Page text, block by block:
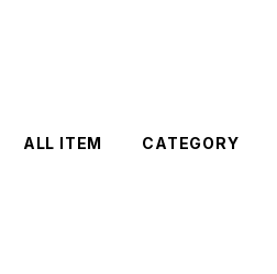
ALL ITEM CATEGORY